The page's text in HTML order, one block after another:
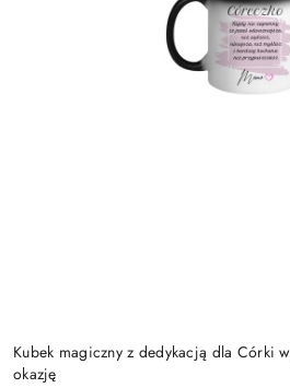
Kubek magiczny z dedykacją dla Córki
okazję